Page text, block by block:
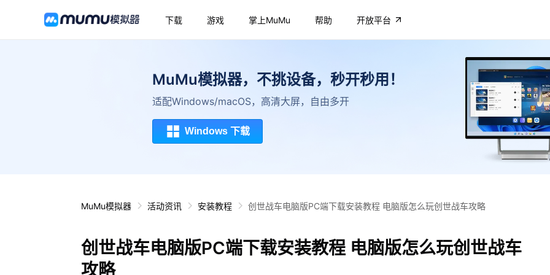
下载 游戏 掌上MuMu 帮助 开放平台
MuMu模拟器，不挑设备，秒开秒用！
适配Windows/macOS，高清大屏，自由多开
Windows 下载
MuMu模拟器 活动资讯 安装教程 创世战车电脑版PC端下载安装教程 电脑版怎么玩创世战车攻略
创世战车电脑版PC端下载安装教程 电脑版怎么玩创世战车
攻略